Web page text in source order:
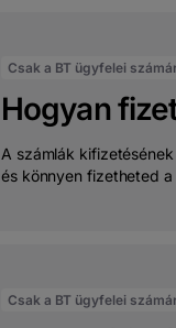
Csak a BT ügyfelei
Hogyan
A számlák
és könnyen fizetheted
Csak a BT ügyfelei